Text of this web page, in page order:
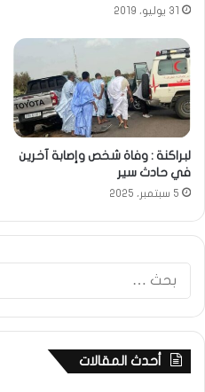
31 يوليو، 2019
لبراكنة : وفاة شخص وإصابة آخرين
في حادث سير
5 سبتمبر، 2025
أحدث المقالات